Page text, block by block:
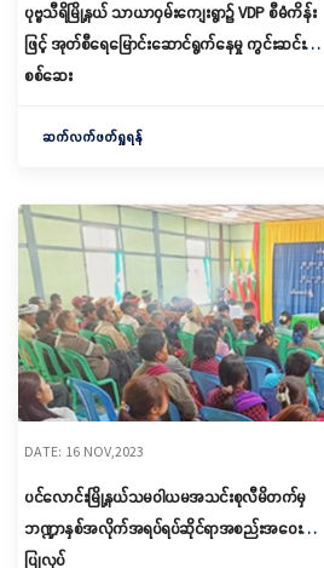
ပုဗ္ဗသီရိမြို့နယ် သာယာဝှမ်းကျေးရွာ၌ VDP စီမံကိန်း
ဖြင့် အုတ်စီရေမြောင်းဆောင်ရွက်နေမှု ကွင်းဆင်း
စစ်ဆေး
ဆက်လက်ဖတ်ရှုရန်
DATE: 16 NOV,2023
ပင်လောင်းမြို့နယ်သမဝါယမအသင်းစုလီမိတက်မှ
ဘဏ္ဍာနှစ်အလိုက်အရပ်ရပ်ဆိုင်ရာအစည်းအဝေး
ပြုလုပ်